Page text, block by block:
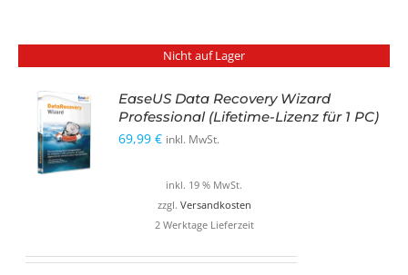
Nicht auf Lager
EaseUS Data Recovery Wizard
Professional (Lifetime-Lizenz für 1 PC)
69,99€ inkl. MwSt.
inkl. 19 % MwSt.
zzgl. Versandkosten
2 Werktage Lieferzeit